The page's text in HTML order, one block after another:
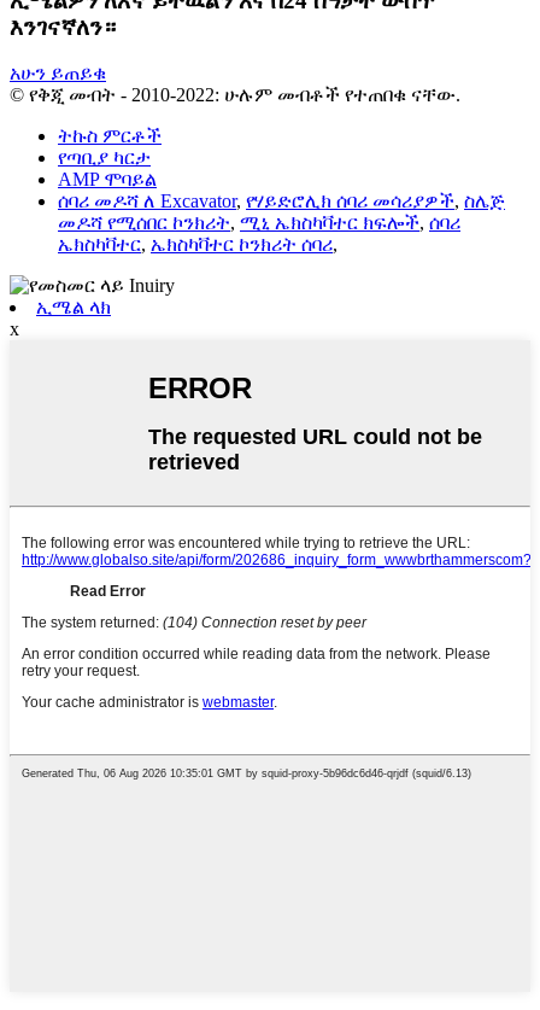
እንገናኛለን።
አሁን ይጠይቁ
© የቅጂ መብት - 2010-2022: ሁሉም መብቶች የተጠበቁ ናቸው.
ትኩስ ምርቶች
የጣቢያ ካርታ
AMP ሞባይል
ሰባሪ መዶሻ ለ Excavator, የሃይድሮሊክ ሰባሪ መሳሪያዎች, ስሌጅ
መዶሻ የሚሰበር ኮንክሪት, ሚኒ ኤክስካቫተር ክፍሎች, ሰባሪ
ኤክስካቫተር, ኤክስካቫተር ኮንክሪት ሰባሪ,
ኢሜል ላክ
x